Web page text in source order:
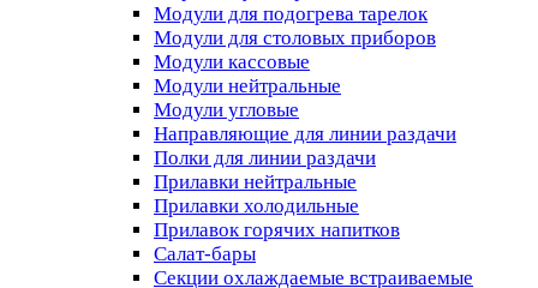
Модули для подогрева тарелок
Модули для столовых приборов
Модули кассовые
Модули нейтральные
Модули угловые
Направляющие для линии раздачи
Полки для линии раздачи
Прилавки нейтральные
Прилавки холодильные
Прилавок горячих напитков
Салат-бары
Секции охлаждаемые встраиваемые